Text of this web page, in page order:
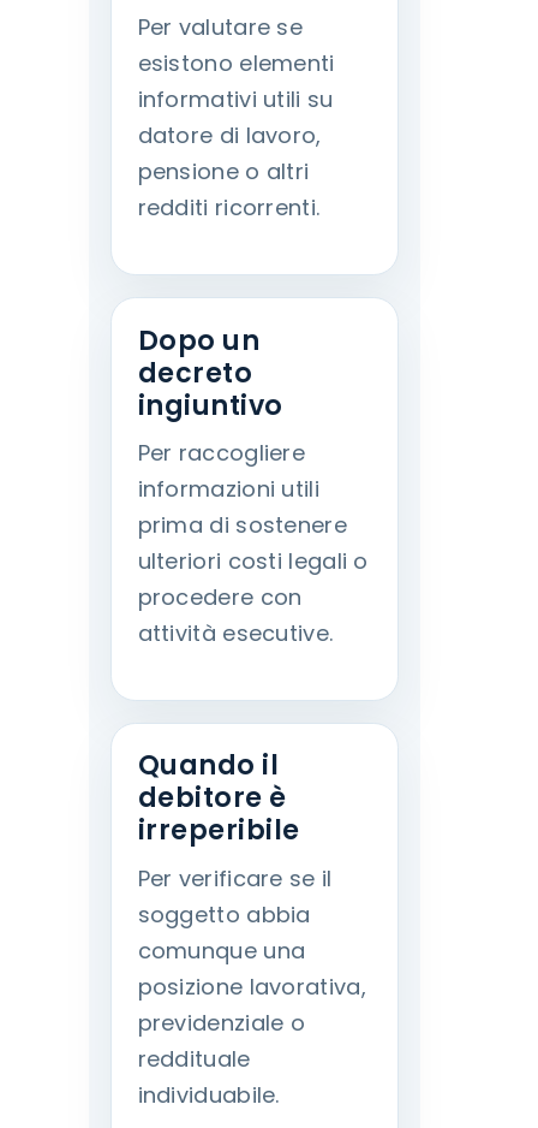
Per valutare se
esistono elementi
informativi utili su
datore di lavoro,
pensione o altri
redditi ricorrenti.
Dopo un
decreto
ingiuntivo
Per raccogliere
informazioni utili
prima di sostenere
ulteriori costi legali o
procedere con
attività esecutive.
Quando il
debitore è
irreperibile
Per verificare se il
soggetto abbia
comunque una
posizione lavorativa,
previdenziale o
reddituale
individuabile.